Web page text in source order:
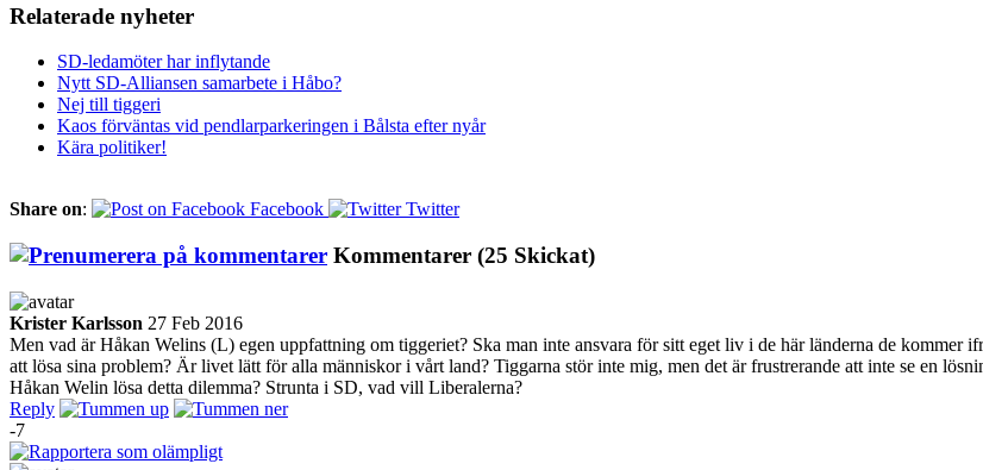
Relaterade nyheter
SD-ledamöter har inflytande
Nytt SD-Alliansen samarbete i Håbo?
Nej till tiggeri
Kaos förväntas vid pendlarparkeringen i Bålsta efter nyår
Kära politiker!
Share on: Facebook Twitter
Kommentarer (25 Skickat)
Krister Karlsson 27 Feb 2016
Men vad är Håkan Welins (L) egen uppfattning om tiggeriet? Ska man inte ansvara för sitt eget liv i de här länderna de
att lösa sina problem? Är livet lätt för alla människor i vårt land? Tiggarna stör inte mig, men det är frustrerande att inte se en
Håkan Welin lösa detta dilemma? Strunta i SD, vad vill Liberalerna?
Reply
-7